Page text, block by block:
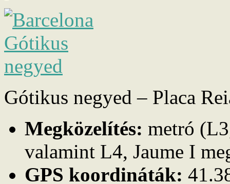
Gótikus negyed – Placa
Megközelítés: metró
valamint L4, Jaume I
GPS koordináták: